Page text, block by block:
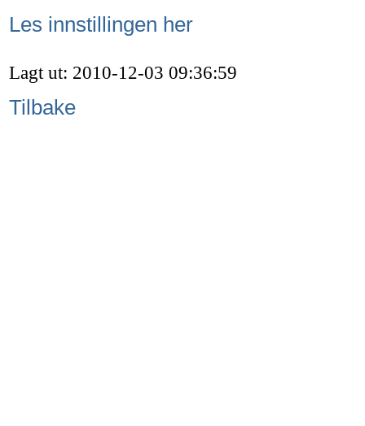
Les innstillingen her
Lagt ut: 2010-12-03 09:36:59
Tilbake